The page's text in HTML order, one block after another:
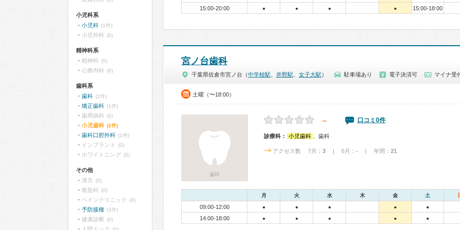
15:00-20:00 ● ● ● ● 15:00-18:00
宮ノ台歯科
千葉県佐倉市宮ノ台（中学校駅 井野駅 女子大駅 ） 駐車場あり 電子決済可 マイナ受
土曜（〜18:00）
歯科
－ 口コミ0件
診療科： 小児歯科 、歯科
アクセス数 7月： 3 | 6月： - | 年間： 21
月 火 水 木 金 土
09:00-12:00 ● ● ● ● ●
14:00-18:00 ● ● ● ● ●
小児科系
小児科 (1件)
小児外科 (0)
精神科系
精神科 (0)
心療内科 (0)
歯科系
歯科 (2件)
矯正歯科 (1件)
歯周病科 (0)
小児歯科 (2件)
歯科口腔外科 (1件)
インプラント (0)
ホワイトニング (0)
その他
漢方 (0)
救急科 (0)
ペインクリニック (0)
予防接種 (3件)
健康診断 (0)